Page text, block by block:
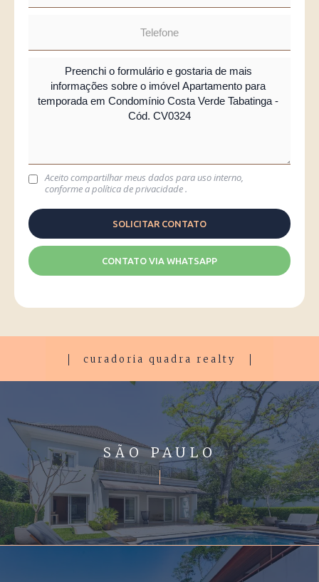
Aceito compartilhar meus dados para uso interno,
conforme apolítica de privacidade.
CONTATO VIA WHATSAPP
curadoria quadra realty
SÃO PAULO